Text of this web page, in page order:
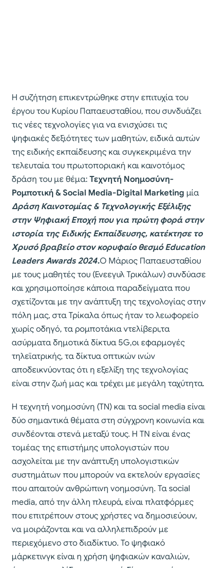
Η συζήτηση επικεντρώθηκε στην επιτυχία του
έργου του Kυρίου Παπαευσταθίου, που συνδυάζει
τις νέες τεχνολογίες για να ενισχύσει τις
ψηφιακές δεξιότητες των μαθητών, ειδικά αυτών
της ειδικής εκπαίδευσης και συγκεκριμένα την
τελευταία του πρωτοποριακή και καινοτόμος
δράση του με θέμα: Τεχνητή Νοημοσύνη-
Ρομποτική & Social Media-Digital Marketing μία
Δράση Καινοτομίας & Τεχνολογικής Εξέλιξης
στην Ψηφιακή Εποχή που για πρώτη φορά στην
ιστορία της Eιδικής Εκπαίδευσης, κατέκτησε το
Χρυσό βραβείο στον κορυφαίο θεσμό Εducation
Leaders Awards 2024.Ο Μάριος Παπαευσταθίου
με τους μαθητές του (Ενεεγυλ Τρικάλων) συνδύασε
και χρησιμοποίησε κάποια παραδείγματα που
σχετίζονται με την ανάπτυξη της τεχνολογίας στην
πόλη μας, στα Τρίκαλα όπως ήταν το λεωφορείο
χωρίς οδηγό, τα ρομποτάκια ντελίβερι,τα
ασύρματα δημοτικά δίκτυα 5G,οι εφαρμογές
τηλεϊατρικής, τα δίκτυα οπτικών ινών
αποδεικνύοντας ότι η εξελίξη της τεχνολογίας
είναι στην ζωή μας και τρέχει με μεγάλη ταχύτητα.
Η τεχνητή νοημοσύνη (ΤΝ) και τα social media είναι
δύο σημαντικά θέματα στη σύγχρονη κοινωνία και
συνδέονται στενά μεταξύ τους. Η ΤΝ είναι ένας
τομέας της επιστήμης υπολογιστών που
ασχολείται με την ανάπτυξη υπολογιστικών
συστημάτων που μπορούν να εκτελούν εργασίες
που απαιτούν ανθρώπινη νοημοσύνη. Τα social
media, από την άλλη πλευρά, είναι πλατφόρμες
που επιτρέπουν στους χρήστες να δημοσιεύουν,
να μοιράζονται και να αλληλεπιδρούν με
περιεχόμενο στο διαδίκτυο. Το ψηφιακό
μάρκετινγκ είναι η χρήση ψηφιακών καναλιών,